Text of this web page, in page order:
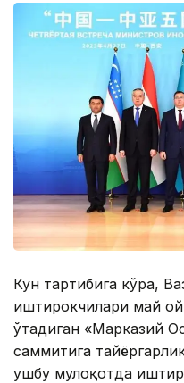
Кун тартибига кўра,
иштирокчилари май
ўтадиган «Марказий
саммитига
ушбу мулоқотда